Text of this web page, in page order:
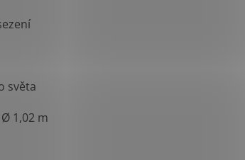
světa
1,02 m